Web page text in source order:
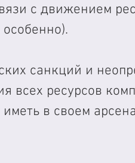
с движением
санкций и
всех ресурсов
в своем